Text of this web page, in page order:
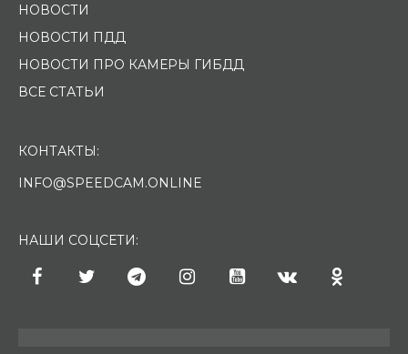
НОВОСТИ
НОВОСТИ ПДД
НОВОСТИ ПРО КАМЕРЫ ГИБДД
ВСЕ СТАТЬИ
КОНТАКТЫ:
INFO@SPEEDCAM.ONLINE
НАШИ СОЦСЕТИ: